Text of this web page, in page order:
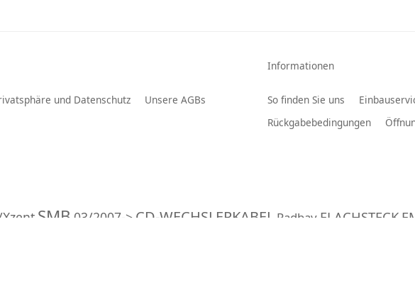
und Datenschutz
Unsere AGBs
Informationen
So finden Sie uns
Rückgabebedingungen
SMB 03/2007-> CD-WECHSLERKABEL Padbay FLACHSTECK